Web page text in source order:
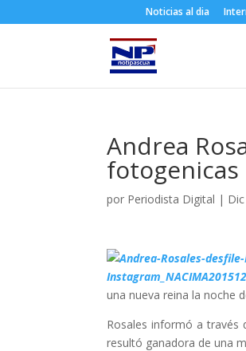
Noticias al dia
Andrea
fotogenicas
por Periodista Digital |
una nueva reina la noche
Rosales informó a través
resultó ganadora de una